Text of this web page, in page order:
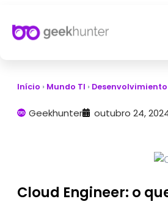
Início › Mundo TI ›
Geekhunter outubro 24,
Cloud Engineer: o